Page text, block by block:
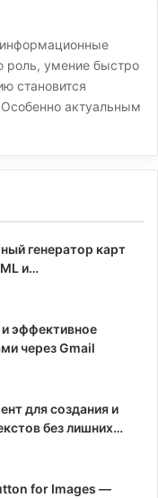
роль, умение быстро
становится
актуальным
генератор карт
и…
эффективное
через Gmail
для создания и
без лишних…
for Images —